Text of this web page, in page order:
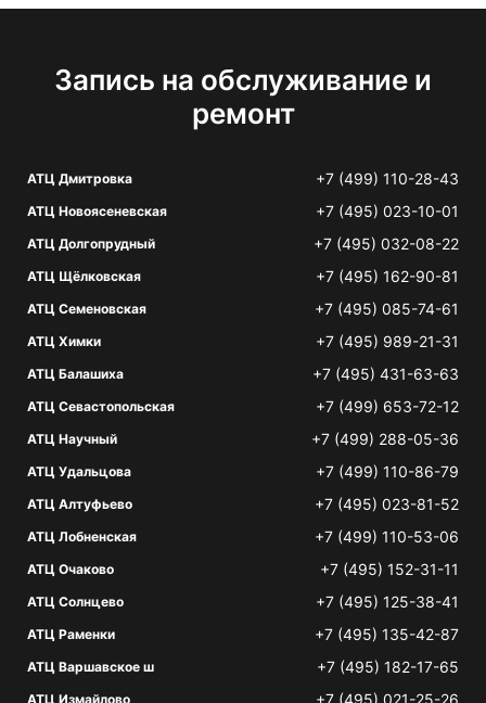
Запись на обслуживание и
ремонт
АТЦ Дмитровка +7 (499) 110-28-43
АТЦ Новоясеневская +7 (495) 023-10-01
АТЦ Долгопрудный +7 (495) 032-08-22
АТЦ Щёлковская +7 (495) 162-90-81
АТЦ Семеновская +7 (495) 085-74-61
АТЦ Химки +7 (495) 989-21-31
АТЦ Балашиха +7 (495) 431-63-63
АТЦ Севастопольская +7 (499) 653-72-12
АТЦ Научный +7 (499) 288-05-36
АТЦ Удальцова +7 (499) 110-86-79
АТЦ Алтуфьево +7 (495) 023-81-52
АТЦ Лобненская +7 (499) 110-53-06
АТЦ Очаково +7 (495) 152-31-11
АТЦ Солнцево +7 (495) 125-38-41
АТЦ Раменки +7 (495) 135-42-87
АТЦ Варшавское ш +7 (495) 182-17-65
АТЦ Измайлово +7 (495) 021-25-26